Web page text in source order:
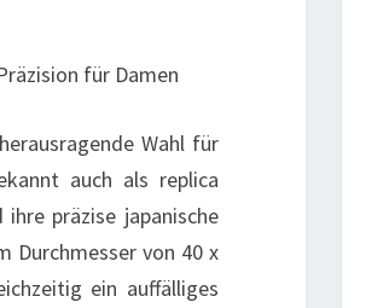
für Damen
Wahl für
auch als replica
präzise japanische
Durchmesser von 40 x
ein auffälliges